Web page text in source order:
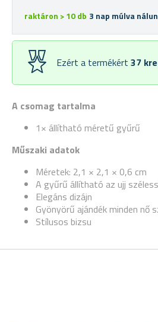
A csomag tartalma
1× állítható méretű gyűrű
Műszaki adatok
Méretek: 2,1 × 2,1 × 0,6 cm
A gyűrű állítható az ujj
Elegáns dizájn
Gyönyörű ajándék minden nő
Stílusos bizsu
raktáron > 10 db 3 nap múlva
Ezért a termékért 37